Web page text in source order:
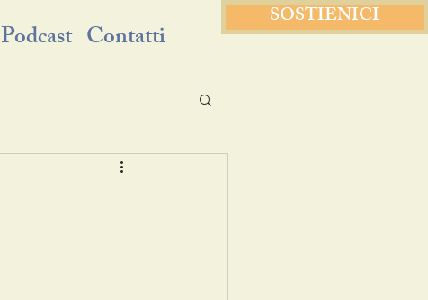
SOSTIENICI
Podcast Contatti